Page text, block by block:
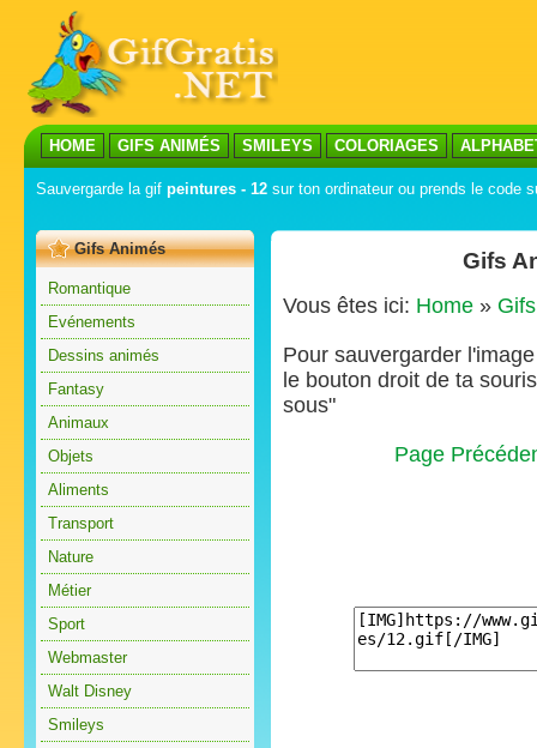
HOME GIFS ANIMÉS SMILEYS COLORIAGES
Sauvergarde la gif peintures - 12 sur ton ordinateur ou prends le code
Gifs Animés
Romantique
Evénements
Dessins animés
Fantasy
Animaux
Objets
Aliments
Transport
Nature
Métier
Sport
Webmaster
Walt Disney
Smileys
Gifs
Vous êtes ici: Home »
Pour sauvergarder
le bouton droit de ta
sous"
Page